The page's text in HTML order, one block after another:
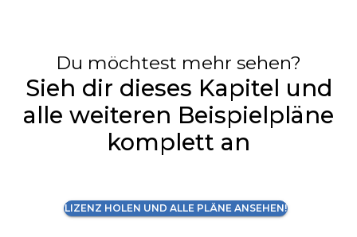
Du möchtest mehr sehen?
Sieh dir dieses Kapitel und
alle weiteren Beispielpläne
komplett an
LIZENZ HOLEN UND ALLE PLÄNE ANSEHEN!